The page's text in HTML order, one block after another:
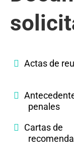
Actas de
penales
Cartas de